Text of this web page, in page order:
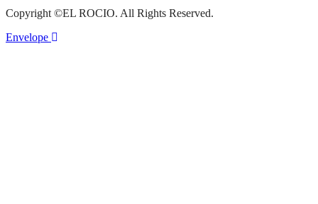
Copyright ©EL ROCIO. All Rights Reserved.
Envelope